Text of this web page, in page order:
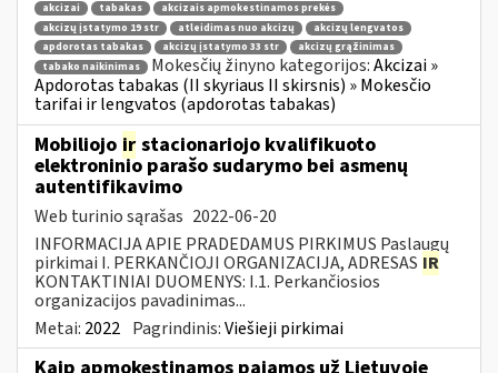
akcizai tabakas
akcizais apmokestinamos prekės
akcizų įstatymo 19 str
atleidimas nuo akcizų
akcizų lengvatos
apdorotas tabakas
akcizų įstatymo 33 str
akcizų grąžinimas
tabako naikinimas
Mokesčių žinyno kategorijos:Akcizai »
Apdorotas tabakas (II skyriaus II skirsnis) » Mokesčio
tarifai ir lengvatos (apdorotas tabakas)
Mobiliojo ir stacionariojo kvalifikuoto
elektroninio parašo sudarymo bei asmenų
autentifikavimo
Web turinio sąrašas 2022-06-20
INFORMACIJA APIE PRADEDAMUS PIRKIMUS Paslaugų
pirkimai I. PERKANČIOJI ORGANIZACIJA, ADRESAS IR
KONTAKTINIAI DUOMENYS: I.1. Perkančiosios
organizacijos pavadinimas...
Metai: 2022 Pagrindinis:Viešieji pirkimai
Kaip apmokestinamos pajamos už Lietuvoje